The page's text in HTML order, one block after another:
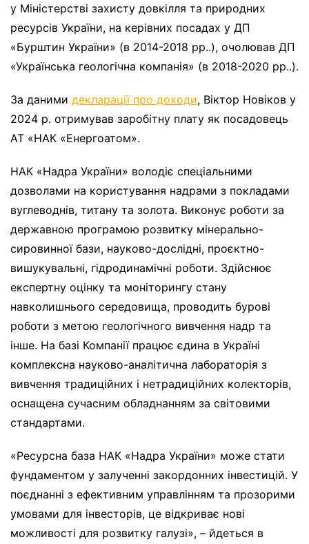
у Міністерстві захисту довкілля та природних
ресурсів України, на керівних посадах у ДП
«Бурштин України» (в 2014-2018 рр..), очолював ДП
«Українська геологічна компанія» (в 2018-2020 рр..).
За даними декларації про доходи, Віктор Новіков у
2024 р. отримував заробітну плату як посадовець
АТ «НАК «Енергоатом».
НАК «Надра України» володіє спеціальними
дозволами на користування надрами з покладами
вуглеводнів, титану та золота. Виконує роботи за
державною програмою розвитку мінерально-
сировинної бази, науково-дослідні, проєктно-
вишукувальні, гідродинамічні роботи. Здійснює
експертну оцінку та моніторингу стану
навколишнього середовища, проводить бурові
роботи з метою геологічного вивчення надр та
інше. На базі Компанії працює єдина в Україні
комплексна науково-аналітична лабораторія з
вивчення традиційних і нетрадиційних колекторів,
оснащена сучасним обладнанням за світовими
стандартами.
«Ресурсна база НАК «Надра України» може стати
фундаментом у залученні закордонних інвестицій. У
поєднанні з ефективним управлінням та прозорими
умовами для інвесторів, це відкриває нові
можливості для розвитку галузі», – йдеться в